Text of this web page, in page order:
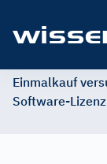
Einmalkauf
Software-